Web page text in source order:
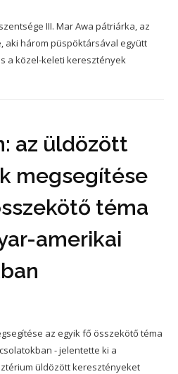
III. Mar Awa pátriárka, az
aki három püspöktársával együtt
a közel-keleti keresztények
az üldözött
megsegítése
téma
amerikai
az egyik fő összekötő téma
- jelentette ki a
üldözött keresztényeket